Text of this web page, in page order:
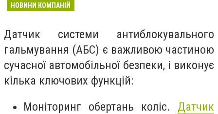
НОВИНИ КОМПАНІЙ
Датчик системи антиблокувального
гальмування (АБС) є важливою частиною
сучасної автомобільної безпеки, і виконує
кілька ключових функцій:
Моніторинг обертань коліс. Датчик